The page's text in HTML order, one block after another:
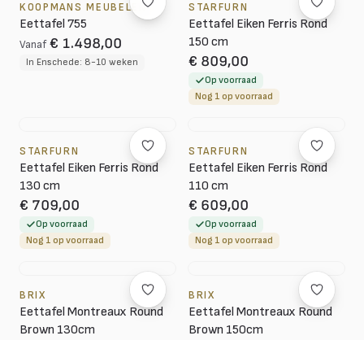
KOOPMANS MEUBELEN
Eettafel 755
Vanaf € 1.498,00
In Enschede: 8-10 weken
STARFURN
Eettafel Eiken Ferris Rond
150 cm
€ 809,00
Op voorraad
Nog 1 op voorraad
STARFURN
Eettafel Eiken Ferris Rond
130 cm
€ 709,00
Op voorraad
Nog 1 op voorraad
STARFURN
Eettafel Eiken Ferris Rond
110 cm
€ 609,00
Op voorraad
Nog 1 op voorraad
BRIX
Eettafel Montreaux Round
Brown 130cm
BRIX
Eettafel Montreaux Round
Brown 150cm